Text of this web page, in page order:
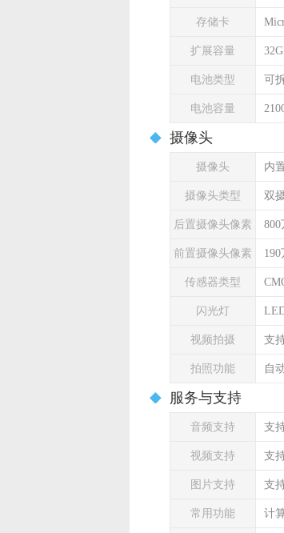
存储卡
扩展容量
电池类型 可
电池容量
摄像头
摄像头 内
摄像头类型 双
后置摄像头像素
前置摄像头像素
传感器类型
闪光灯
视频拍摄 支
拍照功能 自
服务与支持
音频支持 支
视频支持 支
图片支持 支
常用功能 计